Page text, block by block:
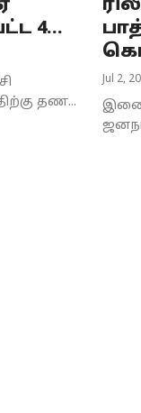
4...
தண...
Jul 2,